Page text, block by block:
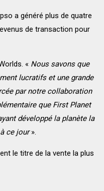
a généré plus de quatre
de transaction pour
« Nous savons que
lucratifs et une grande
par notre collaboration
que First Planet
développé la planète la
ce jour».
le titre de la vente la plus